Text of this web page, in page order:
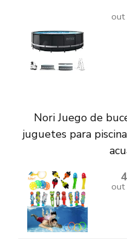
out
Nori Juego de
juguetes para
out